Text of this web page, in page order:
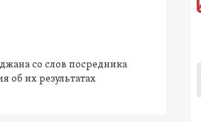
со слов посредника
об их результатах